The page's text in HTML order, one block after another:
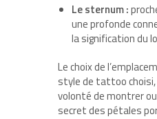
Le sternum :
une profonde
la signification du
Le choix de
style de tattoo choisi,
volonté de montrer
secret des pétales